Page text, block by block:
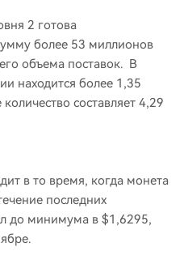
2 готова
более 53 миллионов
объема поставок. В
находится более 1,35
составляет 4,29
в то время, когда монета
последних
до минимума в $1,6295,